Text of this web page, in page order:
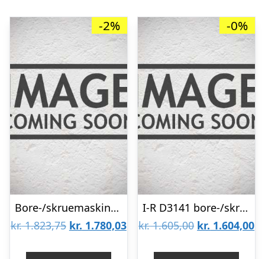
-2%
Bore-/skruemaskine BS 18 Quick solo, i Metaloc
kr.1.823,75 Den
kr. 1.780,03Den
-0%
I-R D3141 bore-/skruemaskine 13mm 20V tool only
kr.1.605,00 Den
kr. 1.604,00